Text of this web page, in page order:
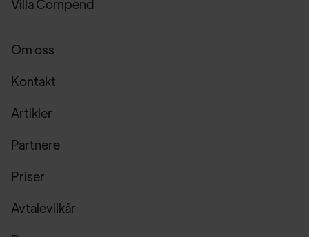
Villa Compend
Om oss
Kontakt
Artikler
Partnere
Priser
Avtalevilkår